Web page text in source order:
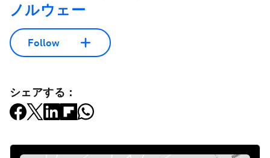
ノルウェー
Follow
シェアする：